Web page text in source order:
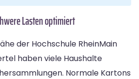
Lasten optimiert
der Hochschule RheinMain
haben viele Haushalte
Normale Kartons